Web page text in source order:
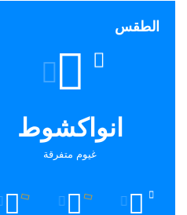
الطقس
انواكشوط
غيوم متفرقة